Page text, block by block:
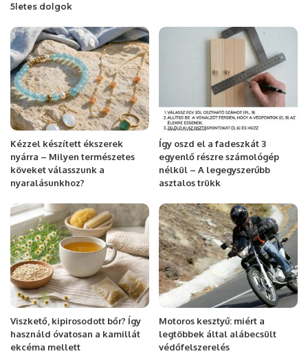
5letes dolgok
Kézzel készített ékszerek
nyárra – Milyen természetes
köveket válasszunk a
nyaralásunkhoz?
Így oszd el a fadeszkát 3
egyenlő részre számológép
nélkül – A legegyszerűbb
asztalos trükk
Viszkető, kipirosodott bőr? Így
használd óvatosan a kamillát
ekcéma mellett
Motoros kesztyű: miért a
legtöbbek által alábecsült
védőfelszerelés